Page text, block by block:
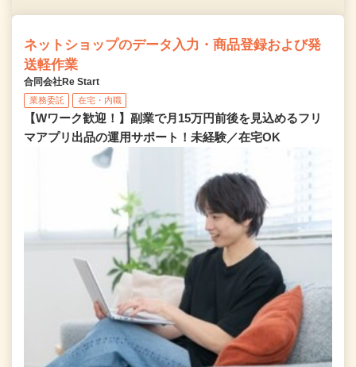
ネットショップのデータ入力・商品登録および発
送軽作業
合同会社Re Start
業務委託 在宅・内職
【Wワーク歓迎！】副業で月15万円前後を見込めるフリ
マアプリ出品の運用サポート！未経験／在宅OK